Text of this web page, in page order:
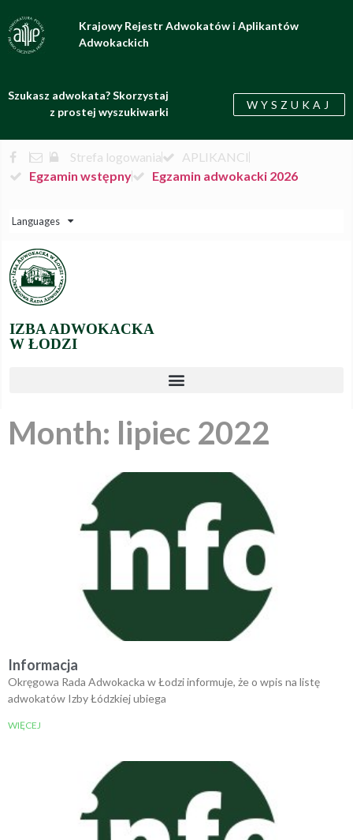
Krajowy Rejestr Adwokatów i Aplikantów
Adwokackich
Szukasz adwokata? Skorzystaj
z prostej wyszukiwarki
WYSZUKAJ
Strefa logowania
APLIKANCI
Egzamin wstępny
Egzamin adwokacki 2026
Languages
IZBA ADWOKACKA
W ŁODZI
Month: lipiec 2022
Informacja
Okręgowa Rada Adwokacka w Łodzi informuje, że o wpis na listę
adwokatów Izby Łódzkiej ubiega
WIĘCEJ